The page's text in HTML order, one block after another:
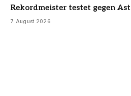
Rekordmeister testet gegen
7 August 2026